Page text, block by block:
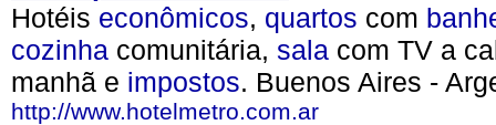
Hotéis econômicos, quartos com
cozinha comunitária, sala com TV a
manhã e impostos. Buenos Aires -
http://www.hotelmetro.com.ar